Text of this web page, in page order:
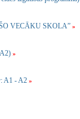
VECĀKU SKOLA” »
»
A1 - A2 »